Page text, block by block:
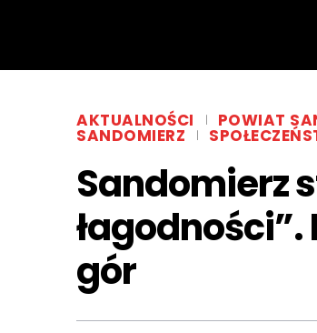
AKTUALNOŚCI POWIAT
SANDOMIERZ
Sandomierz
gór